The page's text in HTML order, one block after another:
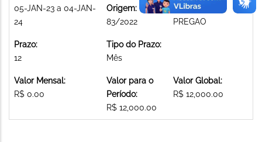
05-JAN-23 a 04-JAN-
24
Origem:
83/2022
licitação:
PREGAO
Prazo:
12
Tipo do Prazo:
Mês
Valor Mensal:
R$ 0.00
Valor para o
Período:
R$ 12,000.00
Valor Global:
R$ 12,000.00